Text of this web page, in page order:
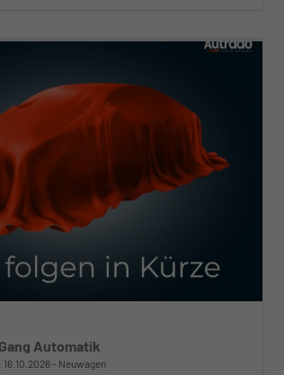
Automatik
16.10.2026 Neuwagen